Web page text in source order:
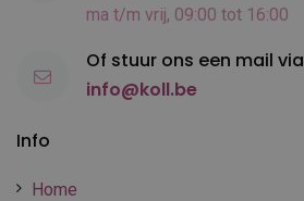
Info
Home
ma t/m vrij, 09:00 tot 16:00
Of stuur ons een mail via
info@koll.be